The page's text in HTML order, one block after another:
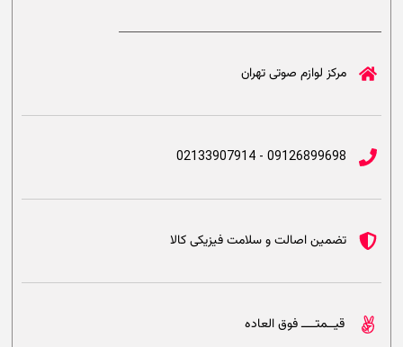
مرکز لوازم صوتی تهران
09126899698 - 02133907914
تضمین اصالت و سلامت فیزیکی کالا
قیــمتــــ فوق العاده